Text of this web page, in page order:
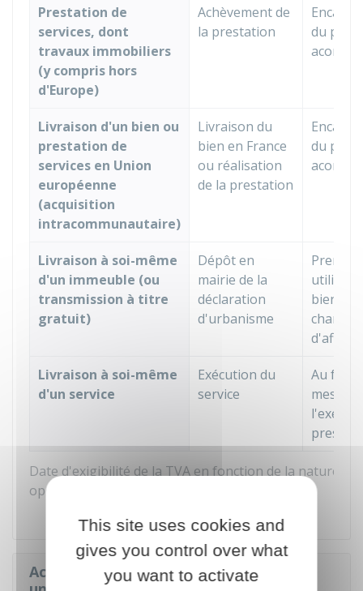
Date d'exigibilité de la TVA en fonction de la nature des
opérations
Prestation de
services, dont
travaux immobiliers
(y compris hors
d'Europe)
Achèvement de
la prestation
du prix
acompte
Livraison d'un bien ou
prestation de
services en Union
européenne
(acquisition
intracommunautaire)
Livraison du
bien en France
ou réalisation
de la prestation
du prix
acompte
Livraison à soi-même
d'un immeuble (ou
transmission à titre
gratuit)
Dépôt en
mairie de la
déclaration
d'urbanisme
bien ou
Livraison à soi-même
d'un service
Exécution du
service
Au fur
mesure
Activité cumulant livraison de biens et
This site uses cookies and
gives you control over what
you want to activate